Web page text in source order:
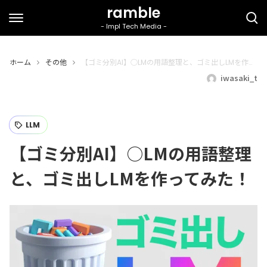
ホーム その他 【ゴミ分別AI】○LMの用語整理と、ゴミ出しLMを作ってみた！
iwasaki_t
LLM
【ゴミ分別AI】○LMの用語整理
と、ゴミ出しLMを作ってみた！